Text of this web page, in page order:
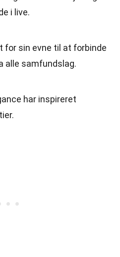
i live.
for sin evne til at forbinde
alle samfundslag.
har inspireret